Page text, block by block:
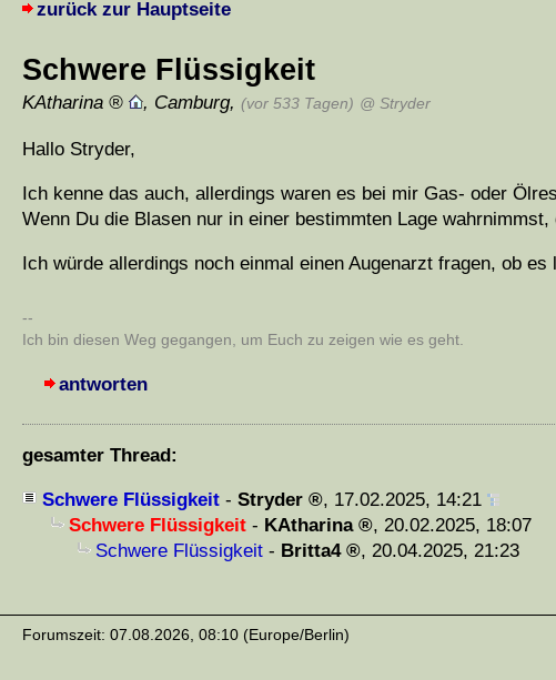
zurück zur Hauptseite
Schwere Flüssigkeit
KAtharina , Camburg, (vor 533 Tagen) @ Stryder
Hallo Stryder,
Ich kenne das auch, allerdings waren es bei mir Gas- oder
Wenn Du die Blasen nur in einer bestimmten Lage
Ich würde allerdings noch einmal einen Augenarzt fragen, ob
--
Ich bin diesen Weg gegangen, um Euch zu zeigen wie es geht.
antworten
gesamter Thread:
Schwere Flüssigkeit - Stryder , 17.02.2025, 14:21
Schwere Flüssigkeit - KAtharina , 20.02.2025, 18:07
Schwere Flüssigkeit - Britta4 , 20.04.2025, 21:23
Forumszeit: 07.08.2026, 08:10 (Europe/Berlin)